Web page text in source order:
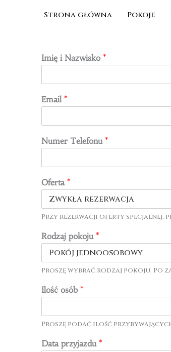
Strona główna Pokoje
Imię i Nazwisko *
i
e
s
z
y
Email *
Numer Telefonu *
Oferta *
Przy rezerwacji oferty specjalnej,
Rodzaj pokoju *
Proszę wybrać rodzaj pokoju. Po
Ilość osób *
Proszę podać ilość
Data przyjazdu *